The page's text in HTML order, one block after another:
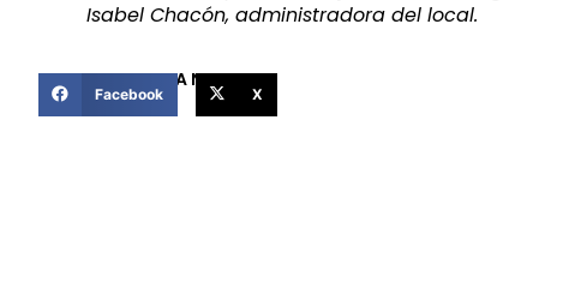
Isabel Chacón, administradora del local.
COMPARTIR ESTA NOTICIA
Facebook X